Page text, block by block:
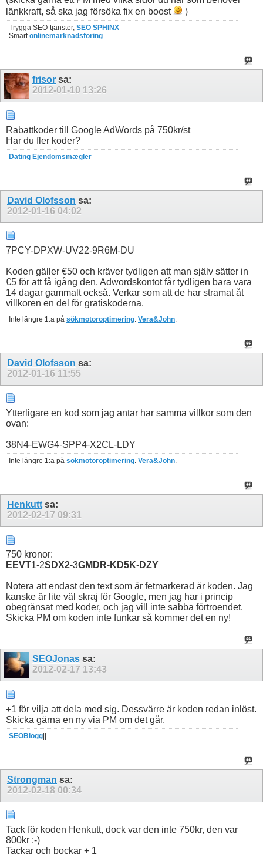
länkkraft, så ska jag försöka fix en boost
)
Trygga SEO-tjänster, SEO SPHINX
Smartonlinemarknadsföring
frisor sa:
2012-01-10 13:26
Rabattkoder till Google AdWords på 750kr/st
Har du fler koder?
Dating Ejendomsmægler
David Olofsson sa:
2012-01-16 04:02
7PCY-DPXW-UV22-9R6M-DU
Koden gäller €50 och kräver tydligen att man själv sätter in
€5 för att få igång den. Adwordskontot får tydligen bara vara
14 dagar gammalt också. Verkar som att de har stramat åt
villkoren en del för gratiskoderna.
Inte längre 1:a på sökmotoroptimering Vera&John
David Olofsson sa:
2012-01-16 11:55
Ytterligare en kod som jag antar har samma villkor som den
ovan:
38N4-EWG4-SPP4-X2CL-LDY
Inte längre 1:a på sökmotoroptimering. Vera&John.
Henkutt sa:
2012-02-17 09:31
750 kronor:
EEVT1-2SDX2-3GMDR-KD5K-DZY
Notera att endast den text som är fetmarkerad är koden. Jag
kanske är lite väl skraj för Google, men jag har i princip
obegränsat med koder, och jag vill inte sabba förtroendet.
Skicka PM om koden inte funkar så kommer det en ny!
SEOJonas sa:
2012-02-17 13:43
+1 för vilja att dela med sig. Dessvärre är koden redan inlöst.
Skicka gärna en ny via PM om det går.
SEOBlogg||
Strongman sa:
2012-02-18 00:34
Tack för koden Henkutt, dock var den inte 750kr, den var
800kr :-)
Tackar och bockar + 1